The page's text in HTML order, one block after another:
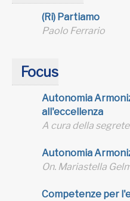
(Ri) Partiamo
Paolo Ferrario
Focus
Autonomia
all'eccellenza
A cura della
Autonomia
On. Mariastella
Competenze per